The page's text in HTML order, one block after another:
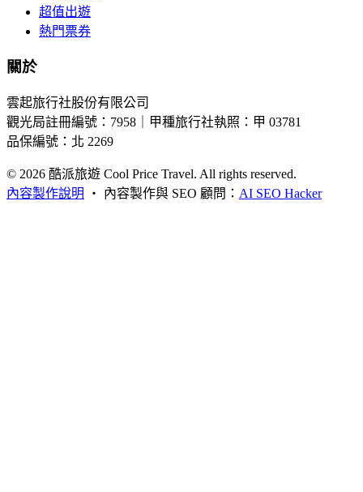
超值出遊
熱門票券
關於
雲起旅行社股份有限公司
觀光局註冊編號：7958｜甲種旅行社執照：甲 03781
品保編號：北 2269
© 2026 酷派旅遊 Cool Price Travel. All rights reserved.
內容製作說明
・ 內容製作與 SEO 顧問： AI SEO Hacker